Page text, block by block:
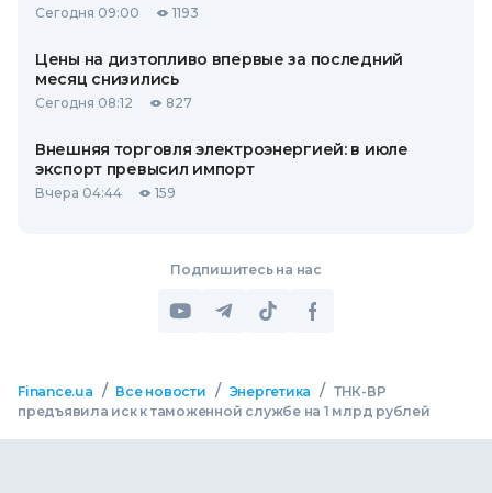
Сегодня 09:00 1193
Цены на дизтопливо впервые за последний
месяц снизились
Сегодня 08:12 827
Внешняя торговля электроэнергией: в июле
экспорт превысил импорт
Вчера 04:44 159
Подпишитесь на нас
Finance.ua / Все новости / Энергетика / ТНК-ВР
предъявила иск к таможенной службе на 1 млрд рублей